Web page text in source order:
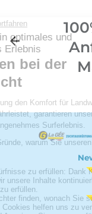
Zurück
arrow_back